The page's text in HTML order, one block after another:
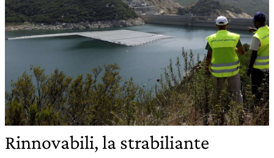
Rinnovabili, la strabiliante